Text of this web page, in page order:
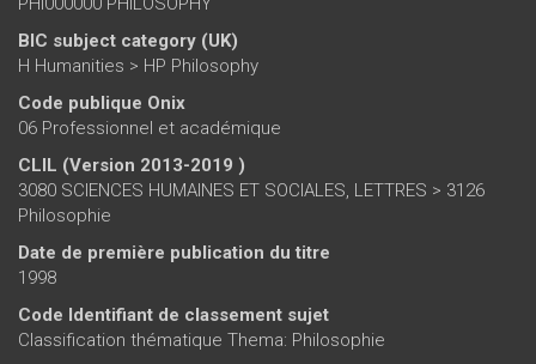
BIC subject category (UK)
H Humanities > HP Philosophy
Code publique Onix
06 Professionnel et académique
CLIL (Version 2013-2019 )
3080 SCIENCES HUMAINES ET SOCIALES, LETTRES > 3126
Philosophie
Date de première publication du titre
1998
Code Identifiant de classement sujet
Classification thématique Thema: Philosophie